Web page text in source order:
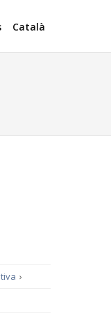
Català
›